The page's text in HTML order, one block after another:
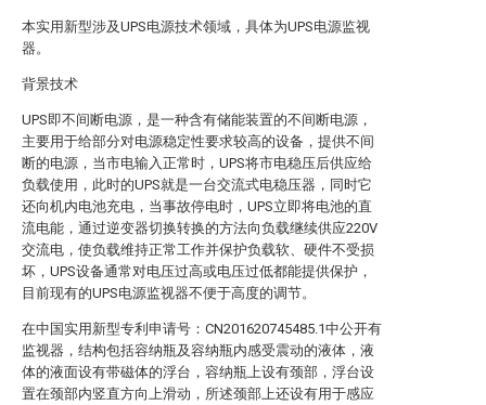
本实用新型涉及UPS电源技术领域，具体为UPS电源监视
器。
背景技术
UPS即不间断电源，是一种含有储能装置的不间断电源，
主要用于给部分对电源稳定性要求较高的设备，提供不间
断的电源，当市电输入正常时，UPS将市电稳压后供应给
负载使用，此时的UPS就是一台交流式电稳压器，同时它
还向机内电池充电，当事故停电时，UPS立即将电池的直
流电能，通过逆变器切换转换的方法向负载继续供应220V
交流电，使负载维持正常工作并保护负载软、硬件不受损
坏，UPS设备通常对电压过高或电压过低都能提供保护，
目前现有的UPS电源监视器不便于高度的调节。
在中国实用新型专利申请号：CN201620745485.1中公开有
监视器，结构包括容纳瓶及容纳瓶内感受震动的液体，液
体的液面设有带磁体的浮台，容纳瓶上设有颈部，浮台设
置在颈部内竖直方向上滑动，所述颈部上还设有用于感应